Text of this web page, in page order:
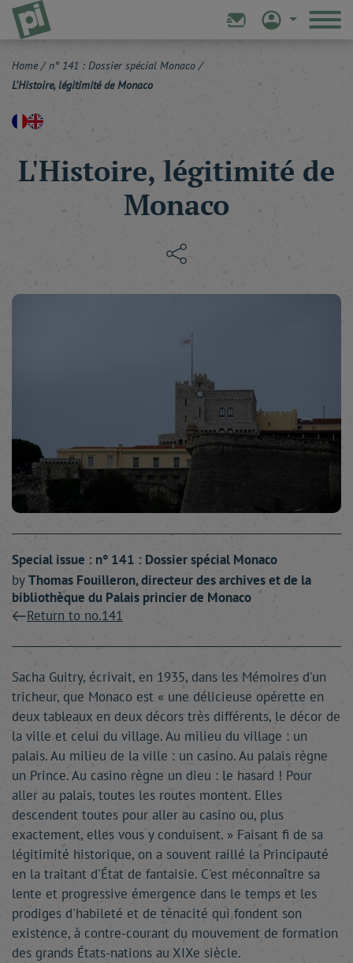
Home / n° 141 : Dossier spécial Monaco /
L'Histoire, légitimité de Monaco
L'Histoire, légitimité de
Monaco
Special issue : n° 141 : Dossier spécial Monaco
byThomas Fouilleron, directeur des archives et de la
bibliothèque du Palais princier de Monaco
Return to no.141
Sacha Guitry, écrivait, en 1935, dans les Mémoires d'un
tricheur, que Monaco est « une délicieuse opérette en
deux tableaux en deux décors très différents, le décor de
la ville et celui du village. Au milieu du village : un
palais. Au milieu de la ville : un casino. Au palais règne
un Prince. Au casino règne un dieu : le hasard ! Pour
aller au palais, toutes les routes montent. Elles
descendent toutes pour aller au casino ou, plus
exactement, elles vous y conduisent. » Faisant fi de sa
légitimité historique, on a souvent raillé la Principauté
en la traitant d'État de fantaisie. C'est méconnaître sa
lente et progressive émergence dans le temps et les
prodiges d'habileté et de ténacité qui fondent son
existence, à contre-courant du mouvement de formation
des grands États-nations au XIXe siècle.